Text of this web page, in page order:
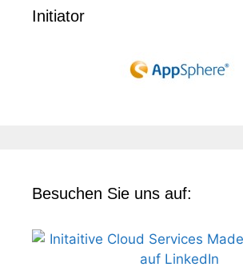
Initiator
Besuchen Sie uns auf: